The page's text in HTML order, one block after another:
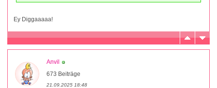
Ey Diggaaaaa!
Anvil
673 Beiträge
21.09.2025 18:48